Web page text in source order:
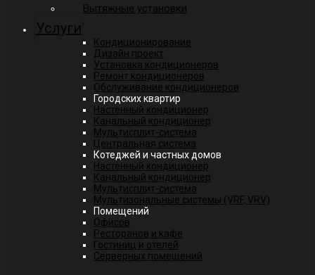
Вытяжные установки
Услуги
Кондиционирование
Дизайн проект
Установка кондиционеров
Ремонт кондиционеров
Обслуживание кондиционеров
Городских квартир
Настенный кондиционер
Канальный кондиционер
Мультисплит-система
Центральная система
Котеджей и частных домов
Настенный кондиционер
Канальный кондиционер
Мультисплит-система
Мультизональные системы (VRF, VRV)
Помещений
Офисов
Ресторанов и кафе
Гостиниц и отелей
Серверных помещений